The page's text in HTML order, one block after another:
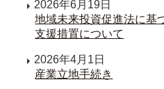
2026年6月19日
地域未来投資促進法に基
支援措置について
2026年4月1日
産業立地手続き